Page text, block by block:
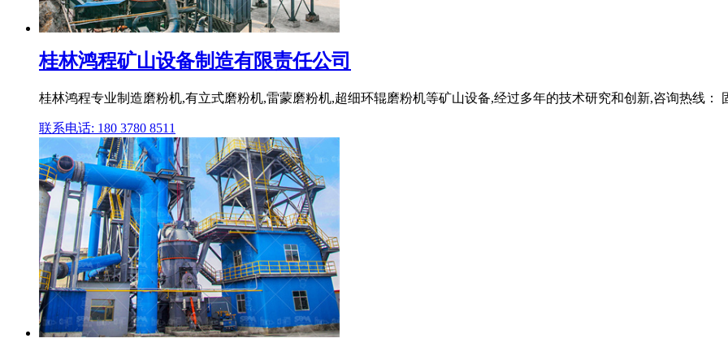
桂林鸿程矿山设备制造有限责任公司
桂林鸿程专业制造磨粉机,有立式磨粉机,雷蒙磨粉机,超细环辊磨粉机等矿山设备,经过多年的技术研究和创新,咨询热线：
联系电话: 180 3780 8511